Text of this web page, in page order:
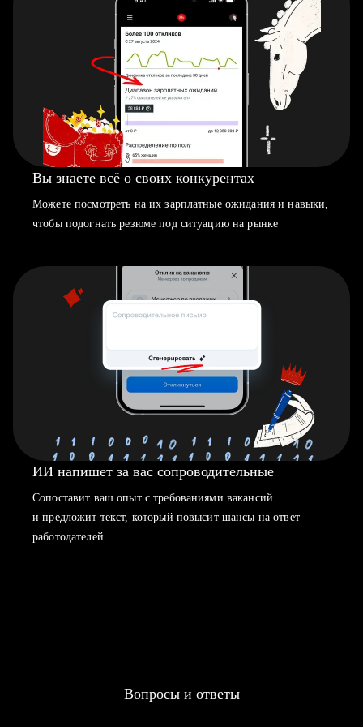
Вы знаете всё о своих конкурентах
Можете посмотреть на их зарплатные ожидания и навыки,
чтобы подогнать резюме под ситуацию на рынке
ИИ напишет за вас сопроводительные
Сопоставит ваш опыт с требованиями вакансий
и предложит текст, который повысит шансы на ответ
работодателей
Вопросы и ответы